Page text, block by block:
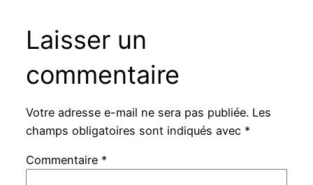
Laisser un
commentaire
Votre adresse e-mail ne sera pas publiée. Les
champs obligatoires sont indiqués avec *
Commentaire *